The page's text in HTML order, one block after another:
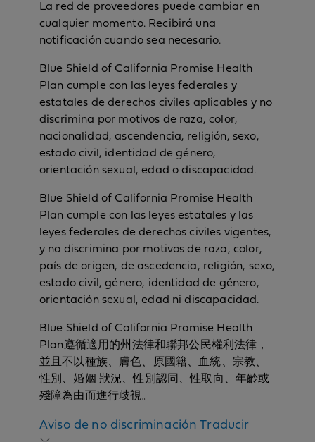
La red de proveedores puede cambiar en
cualquier momento. Recibirá una
notificación cuando sea necesario.
Blue Shield of California Promise Health
Plan cumple con las leyes federales y
estatales de derechos civiles aplicables y no
discrimina por motivos de raza, color,
nacionalidad, ascendencia, religión, sexo,
estado civil, identidad de género,
orientación sexual, edad o discapacidad.
Blue Shield of California Promise Health
Plan cumple con las leyes estatales y las
leyes federales de derechos civiles vigentes,
y no discrimina por motivos de raza, color,
país de origen, de ascedencia, religión, sexo,
estado civil, género, identidad de género,
orientación sexual, edad ni discapacidad.
Blue Shield of California Promise Health
Plan遵循適用的州法律和聯邦公民權利法律，
並且不以種族、膚色、原國籍、血統、宗教、
性別、婚姻 狀況、性別認同、性取向、年齡或
殘障為由而進行歧視。
Aviso de no discriminaciónTraducirN